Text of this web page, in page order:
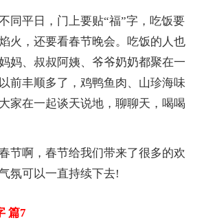
平日，门上要贴“福”字，吃饭要
火，还要看春节晚会。吃饭的人也
妈、叔叔阿姨、爷爷奶奶都聚在一
前丰顺多了，鸡鸭鱼肉、山珍海味
家在一起谈天说地，聊聊天，喝喝
啊，春节给我们带来了很多的欢
氛可以一直持续下去!
篇7